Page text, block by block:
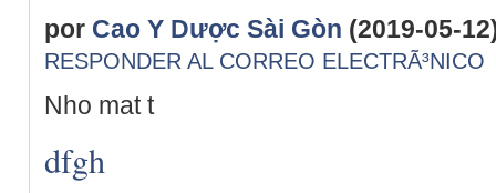
por Cao Y Dược Sài Gòn (2019-05-
RESPONDER AL CORREO ELECTRÃ³NICO
Nho mat t
dfgh